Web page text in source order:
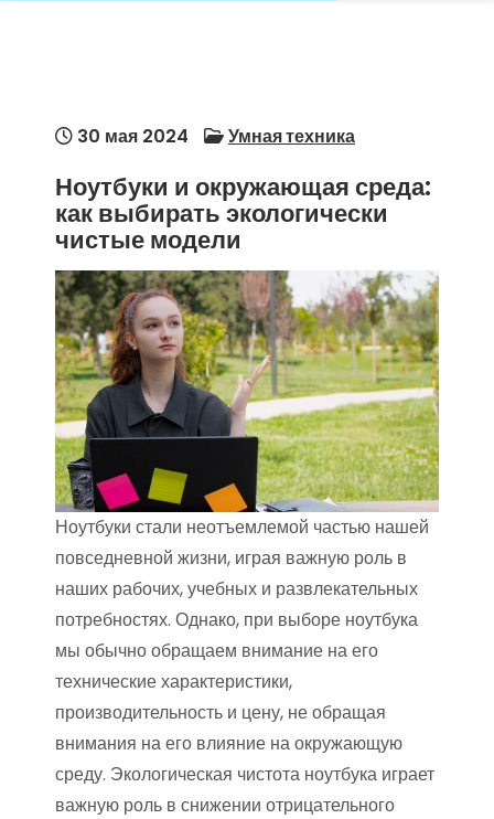
30 мая 2024 Умная техника
Ноутбуки и окружающая среда:
как выбирать экологически
чистые модели
Ноутбуки стали неотъемлемой частью нашей
повседневной жизни, играя важную роль в
наших рабочих, учебных и развлекательных
потребностях. Однако, при выборе ноутбука
мы обычно обращаем внимание на его
технические характеристики,
производительность и цену, не обращая
внимания на его влияние на окружающую
среду. Экологическая чистота ноутбука играет
важную роль в снижении отрицательного